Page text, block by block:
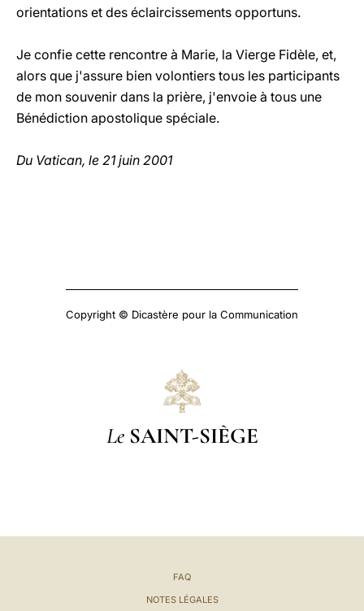
orientations et des éclaircissements opportuns.
Je confie cette rencontre à Marie, la Vierge Fidèle, et,
alors que j'assure bien volontiers tous les participants
de mon souvenir dans la prière, j'envoie à tous une
Bénédiction apostolique spéciale.
Du Vatican, le 21 juin 2001
Copyright © Dicastère pour la Communication
Le SAINT-SIÈGE
FAQ
NOTES LÉGALES